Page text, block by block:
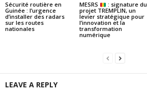
Sécurité routière en
Guinée : l’urgence
d’installer des radars
sur les routes
nationales
MESRS
: signature du
projet TREMPLIN, un
levier stratégique pour
l’innovation et la
transformation
numérique
LEAVE A REPLY